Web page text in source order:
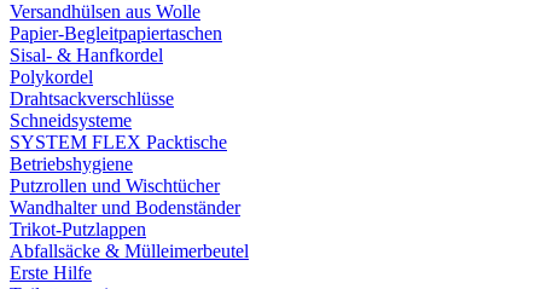
Versandhülsen aus Wolle
Papier-Begleitpapiertaschen
Sisal- & Hanfkordel
Polykordel
Drahtsackverschlüsse
Schneidsysteme
SYSTEM FLEX Packtische
Betriebshygiene
Putzrollen und Wischtücher
Wandhalter und Bodenständer
Trikot-Putzlappen
Abfallsäcke & Mülleimerbeutel
Erste Hilfe